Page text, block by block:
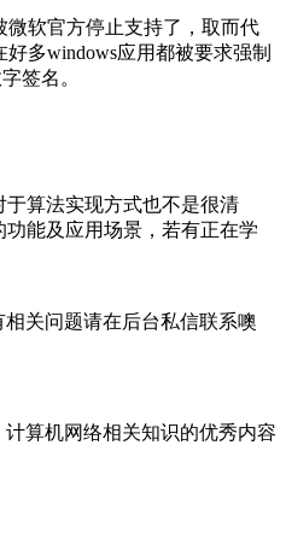
微软官方停止支持了，取而代
多windows应用都被要求强制
签名。
于算法实现方式也不是很清
功能及应用场景，若有正在学
关问题请在后台私信联系噢
算机网络相关知识的优秀内容